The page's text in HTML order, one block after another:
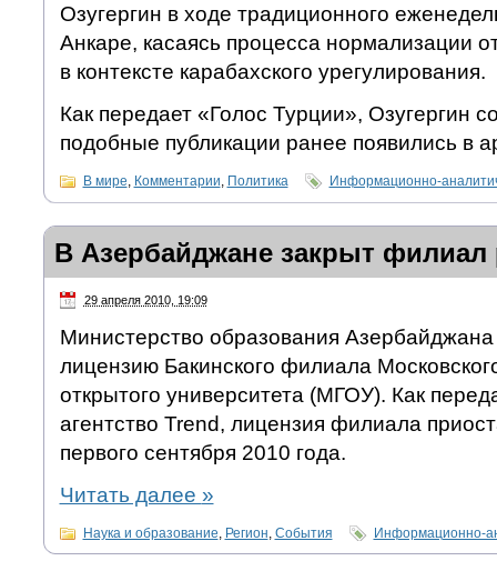
Озугергин в ходе традиционного
Анкаре, касаясь процесса нормализации
в контексте карабахского урегулирования.
Как передает «Голос Турции», Озугергин
подобные публикации ранее появились в
В мире Комментарии Политика Информационно-
В Азербайджане закрыт филиал
29 апреля 2010, 19:09
Министерство образования
лицензию Бакинского филиала
открытого университета (МГОУ). Как
агентство Trend, лицензия филиала
первого сентября 2010 года.
Читать далее »
Наука и образование, Регион, События Информационно-